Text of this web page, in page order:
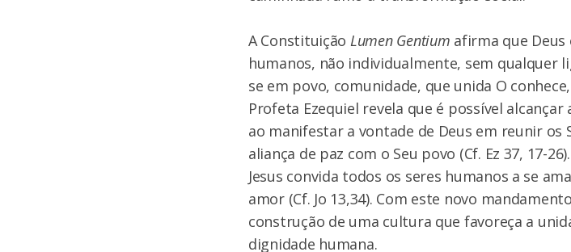
A Constituição Lumen Gentium afirma que Deus
humanos, não individualmente, sem qualquer
se em povo, comunidade, que unida O
Profeta Ezequiel revela que é possível
ao manifestar a vontade de Deus em reunir
aliança de paz com o Seu povo (Cf. Ez 37, 17-
Jesus convida todos os seres humanos a se
amor (Cf. Jo 13,34). Com este novo
construção de uma cultura que favoreça a
dignidade humana.